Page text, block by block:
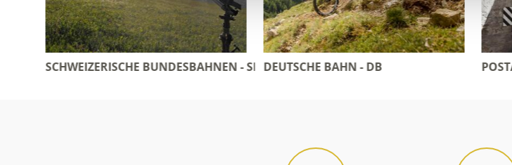
- SBBDEUTSCHE BAHN - DB POSTAUTO